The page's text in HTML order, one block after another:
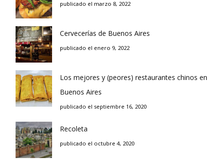
publicado el marzo 8, 2022
Cervecerías de Buenos Aires
publicado el enero 9, 2022
Los mejores y (peores) restaurantes chinos en
Buenos Aires
publicado el septiembre 16, 2020
Recoleta
publicado el octubre 4, 2020